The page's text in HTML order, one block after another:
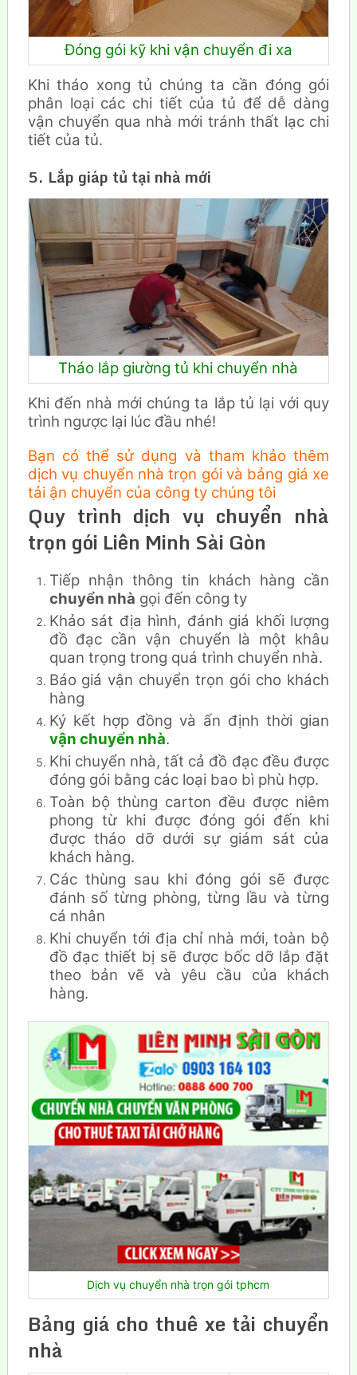
Đóng gói kỹ khi vận chuyển đi xa
Khi tháo xong tủ chúng ta cần đóng gói
phân loại các chi tiết của tủ để dễ dàng
vận chuyển qua nhà mới tránh thất lạc chi
tiết của tủ.
5. Lắp giáp tủ tại nhà mới
Tháo lắp giường tủ khi chuyển nhà
Khi đến nhà mới chúng ta lắp tủ lại với quy
trình ngược lại lúc đầu nhé!
Bạn có thể sử dụng và tham khảo thêm
dịch vụ chuyển nhà trọn gói và bảng giá xe
tải ận chuyển của công ty chúng tôi
Quy trình dịch vụ chuyển nhà
trọn gói Liên Minh Sài Gòn
Tiếp nhận thông tin khách hàng cần
chuyển nhà gọi đến công ty
Khảo sát địa hình, đánh giá khối lượng
đồ đạc cần vận chuyển là một khâu
quan trọng trong quá trình chuyển nhà.
Báo giá vận chuyển trọn gói cho khách
hàng
Ký kết hợp đồng và ấn định thời gian
vận chuyển nhà.
Khi chuyển nhà, tất cả đồ đạc đều được
đóng gói bằng các loại bao bì phù hợp.
Toàn bộ thùng carton đều được niêm
phong từ khi được đóng gói đến khi
được tháo dỡ dưới sự giám sát của
khách hàng.
Các thùng sau khi đóng gói sẽ được
đánh số từng phòng, từng lầu và từng
cá nhân
Khi chuyển tới địa chỉ nhà mới, toàn bộ
đồ đạc thiết bị sẽ được bốc dỡ lắp đặt
theo bản vẽ và yêu cầu của khách
hàng.
Dịch vụ chuyển nhà trọn gói tphcm
Bảng giá cho thuê xe tải chuyển
nhà